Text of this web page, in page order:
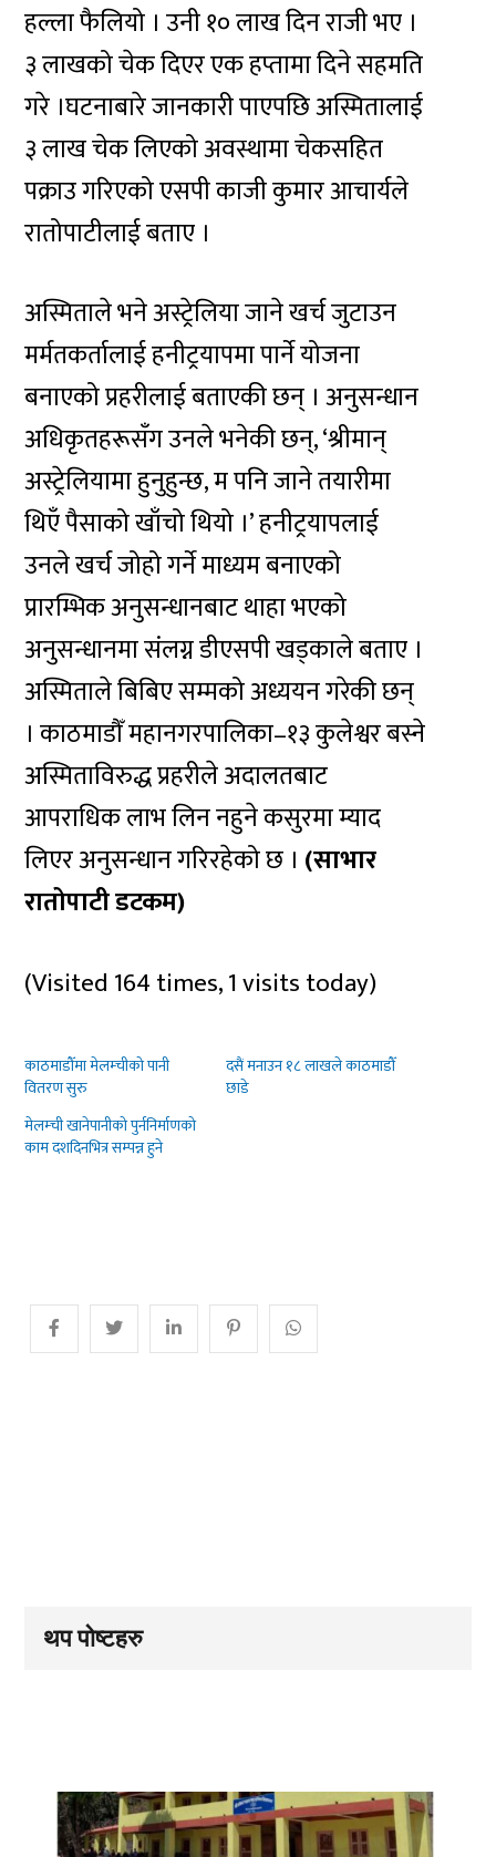
हल्ला फैलियो । उनी १० लाख दिन राजी भए ।
३ लाखको चेक दिएर एक हप्तामा दिने सहमति
गरे ।घटनाबारे जानकारी पाएपछि अस्मितालाई
३ लाख चेक लिएको अवस्थामा चेकसहित
पक्राउ गरिएको एसपी काजी कुमार आचार्यले
रातोपाटीलाई बताए ।
अस्मिताले भने अस्ट्रेलिया जाने खर्च जुटाउन
मर्मतकर्तालाई हनीट्रयापमा पार्ने योजना
बनाएको प्रहरीलाई बताएकी छन् । अनुसन्धान
अधिकृतहरूसँग उनले भनेकी छन्, ‘श्रीमान्
अस्ट्रेलियामा हुनुहुन्छ, म पनि जाने तयारीमा
थिएँ पैसाको खाँचो थियो ।’ हनीट्रयापलाई
उनले खर्च जोहो गर्ने माध्यम बनाएको
प्रारम्भिक अनुसन्धानबाट थाहा भएको
अनुसन्धानमा संलग्न डीएसपी खड्काले बताए ।
अस्मिताले बिबिए सम्मको अध्ययन गरेकी छन्
। काठमाडौँ महानगरपालिका–१३ कुलेश्वर बस्ने
अस्मिताविरुद्ध प्रहरीले अदालतबाट
आपराधिक लाभ लिन नहुने कसुरमा म्याद
लिएर अनुसन्धान गरिरहेको छ । (साभार
रातोपाटी डटकम)
(Visited 164 times, 1 visits today)
काठमाडौँमा मेलम्चीको पानी
वितरण सुरु
दसैं मनाउन १८ लाखले काठमाडौँ
छाडे
मेलम्ची खानेपानीको पुर्ननिर्माणको
काम दशदिनभित्र सम्पन्न हुने
थप पोष्टहरु